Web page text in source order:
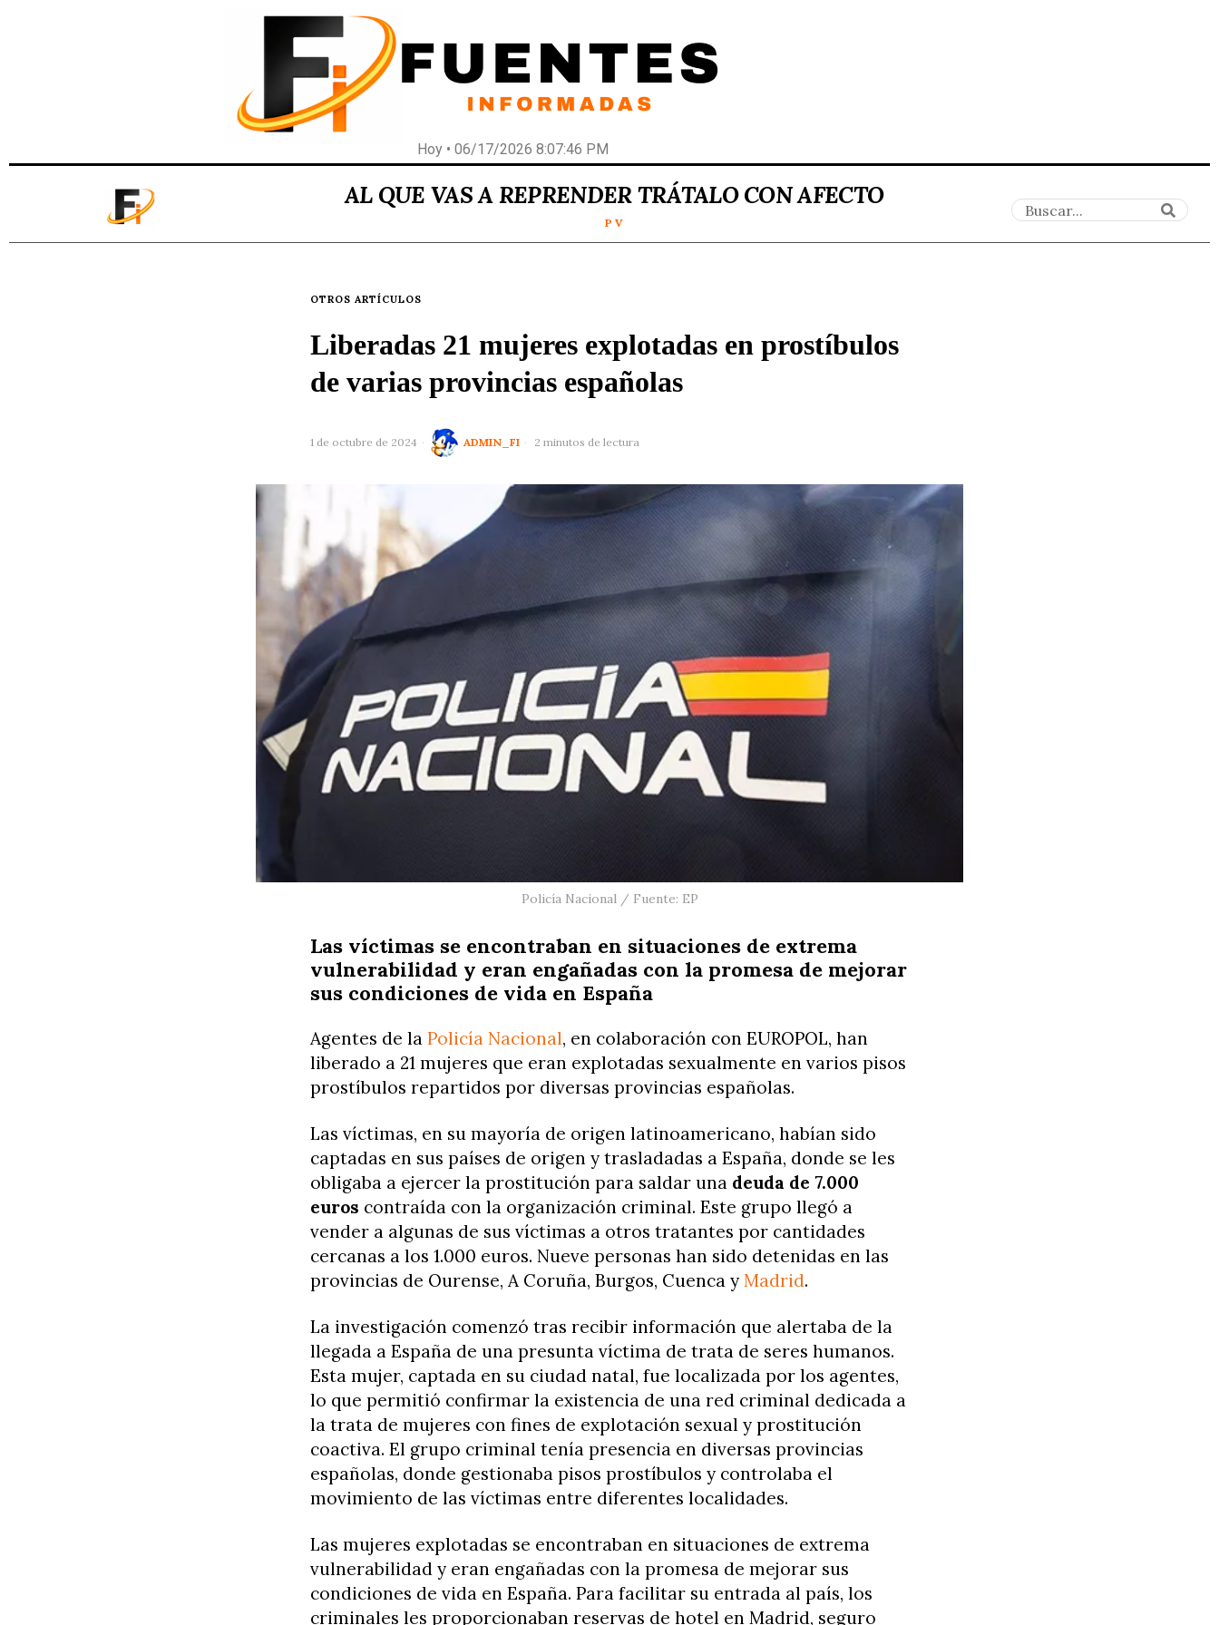
Hoy • 06/17/2026 8:07:46 PM
AL QUE VAS A REPRENDER TRÁTALO CON AFECTO
P V
OTROS ARTÍCULOS
Liberadas 21 mujeres explotadas en prostíbulos
de varias provincias españolas
1 de octubre de 2024 ADMIN_FI 2 minutos de lectura
Policía Nacional / Fuente: EP
Las víctimas se encontraban en situaciones de extrema
vulnerabilidad y eran engañadas con la promesa de mejorar
sus condiciones de vida en España
Agentes de la Policía Nacional, en colaboración con EUROPOL, han
liberado a 21 mujeres que eran explotadas sexualmente en varios pisos
prostíbulos repartidos por diversas provincias españolas.
Las víctimas, en su mayoría de origen latinoamericano, habían sido
captadas en sus países de origen y trasladadas a España, donde se les
obligaba a ejercer la prostitución para saldar una deuda de 7.000
euros contraída con la organización criminal. Este grupo llegó a
vender a algunas de sus víctimas a otros tratantes por cantidades
cercanas a los 1.000 euros. Nueve personas han sido detenidas en las
provincias de Ourense, A Coruña, Burgos, Cuenca y Madrid.
La investigación comenzó tras recibir información que alertaba de la
llegada a España de una presunta víctima de trata de seres humanos.
Esta mujer, captada en su ciudad natal, fue localizada por los agentes,
lo que permitió confirmar la existencia de una red criminal dedicada a
la trata de mujeres con fines de explotación sexual y prostitución
coactiva. El grupo criminal tenía presencia en diversas provincias
españolas, donde gestionaba pisos prostíbulos y controlaba el
movimiento de las víctimas entre diferentes localidades.
Las mujeres explotadas se encontraban en situaciones de extrema
vulnerabilidad y eran engañadas con la promesa de mejorar sus
condiciones de vida en España. Para facilitar su entrada al país, los
criminales les proporcionaban reservas de hotel en Madrid, seguro